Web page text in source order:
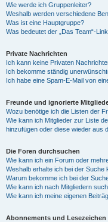
Wie werde ich Gruppenleiter?
Weshalb werden verschiedene
Was ist eine Hauptgruppe?
Was bedeutet der „Das Team“-
Private Nachrichten
Ich kann keine Privaten
Ich bekomme ständig
Ich habe eine Spam-E-Mail von
Freunde und ignorierte
Wozu benötige ich die Listen der
Wie kann ich Mitglieder zur Liste
hinzufügen oder diese wieder aus
Die Foren durchsuchen
Wie kann ich ein Forum oder
Weshalb erhalte ich bei der Suche
Warum bekomme ich bei der
Wie kann ich nach Mitgliedern
Wie kann ich meine eigenen
Abonnements und Lesezeichen